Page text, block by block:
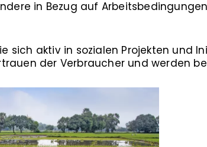
in Bezug auf
sich aktiv in sozialen Projekten und
der Verbraucher und werden